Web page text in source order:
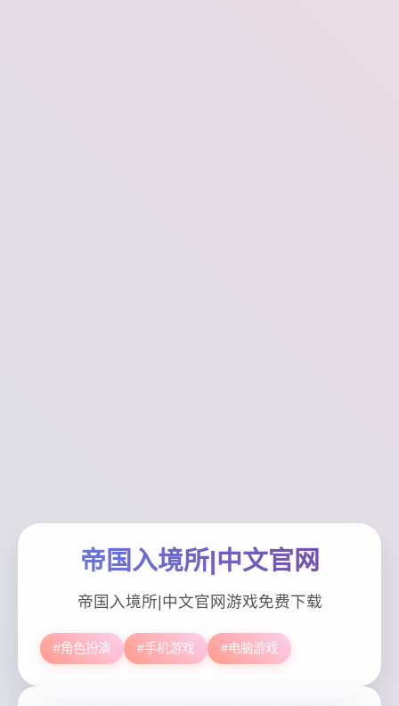
帝国入境所|中文官网
帝国入境所|中文官网游戏免费下载
#角色扮演 #手机游戏 #电脑游戏